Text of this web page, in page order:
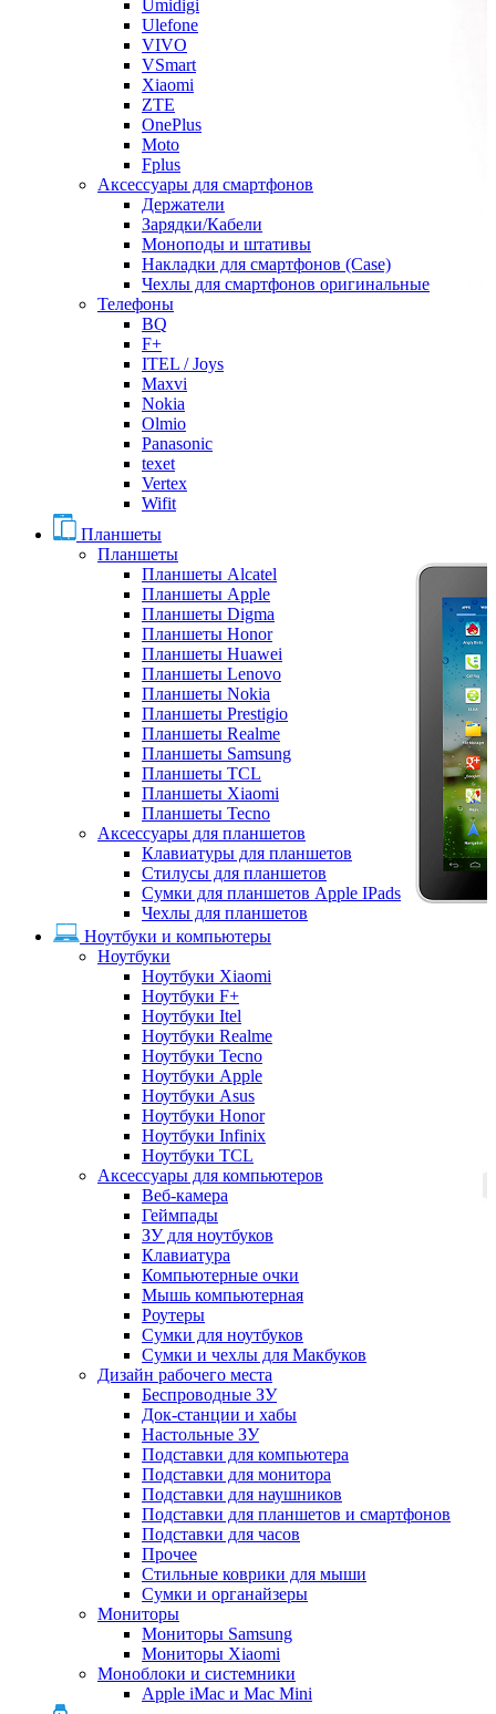
Umidigi
Ulefone
VIVO
VSmart
Xiaomi
ZTE
OnePlus
Moto
Fplus
Аксессуары для смартфонов
Держатели
Зарядки/Кабели
Моноподы и штативы
Накладки для смартфонов (Case)
Чехлы для смартфонов оригинальные
Телефоны
BQ
F+
ITEL / Joys
Maxvi
Nokia
Olmio
Panasonic
texet
Vertex
Wifit
Планшеты
Планшеты
Планшеты Alcatel
Планшеты Apple
Планшеты Digma
Планшеты Honor
Планшеты Huawei
Планшеты Lenovo
Планшеты Nokia
Планшеты Prestigio
Планшеты Realme
Планшеты Samsung
Планшеты TCL
Планшеты Xiaomi
Планшеты Tecno
Аксессуары для планшетов
Клавиатуры для планшетов
Стилусы для планшетов
Сумки для планшетов Apple IPads
Чехлы для планшетов
Ноутбуки и компьютеры
Ноутбуки
Ноутбуки Xiaomi
Ноутбуки F+
Ноутбуки Itel
Ноутбуки Realme
Ноутбуки Tecno
Ноутбуки Apple
Ноутбуки Asus
Ноутбуки Honor
Ноутбуки Infinix
Ноутбуки TCL
Аксессуары для компьютеров
Веб-камера
Геймпады
ЗУ для ноутбуков
Клавиатура
Компьютерные очки
Мышь компьютерная
Роутеры
Сумки для ноутбуков
Сумки и чехлы для Макбуков
Дизайн рабочего места
Беспроводные ЗУ
Док-станции и хабы
Настольные ЗУ
Подставки для компьютера
Подставки для монитора
Подставки для наушников
Подставки для планшетов и смартфонов
Подставки для часов
Прочее
Стильные коврики для мыши
Сумки и органайзеры
Мониторы
Мониторы Samsung
Мониторы Xiaomi
Моноблоки и системники
Apple iMac и Mac Mini